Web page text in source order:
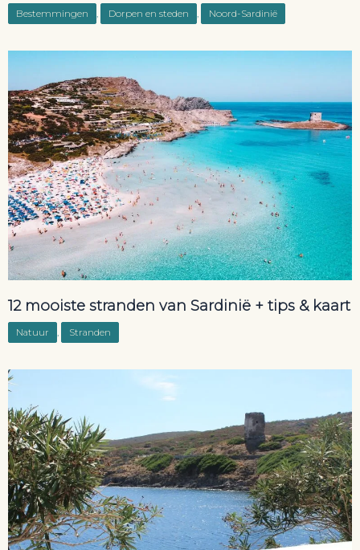
Bestemmingen , Dorpen en steden , Noord-Sardinië
12 mooiste stranden van Sardinië + tips & kaart
Natuur , Stranden